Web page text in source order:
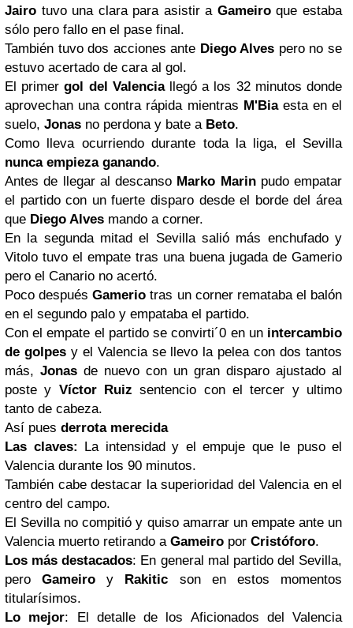
Jairo tuvo una clara para asistir a Gameiroque estaba
sólo pero fallo en el pase final.
También tuvo dos acciones ante Diego Alves pero no se
estuvo acertado de cara al gol.
El primergol del Valenciallegó a los 32 minutos donde
aprovechan una contra rápida mientras M'Biaesta en el
suelo, Jonas no perdona y bate a Beto.
Como lleva ocurriendo durante toda la liga, el Sevilla
nunca empieza ganando.
Antes de llegar al descanso Marko Marin pudo empatar
el partido con un fuerte disparo desde el borde del área
que Diego Alves mando a corner.
En la segunda mitad el Sevilla salió más enchufado y
Vitolo tuvo el empate tras una buena jugada de Gamerio
pero el Canario no acertó.
Poco despuésGameriotras un corner remataba el balón
en el segundo palo y empataba el partido.
Con el empate el partido se convirti´0 en unintercambio
de golpesy el Valencia se llevo la pelea con dos tantos
más, Jonas de nuevo con un gran disparo ajustado al
poste y Víctor Ruizsentencio con el tercer y ultimo
tanto de cabeza.
Así pues derrota merecida
Las claves: La intensidad y el empuje que le puso el
Valencia durante los 90 minutos.
También cabe destacar la superioridad del Valencia en el
centro del campo.
El Sevilla no compitió y quiso amarrar un empate ante un
Valencia muerto retirando a Gameiro por Cristóforo.
Los más destacados: En general mal partido del Sevilla,
peroGameiroy Rakitic son en estos momentos
titularísimos.
Lo mejor: El detalle de los Aficionados del Valencia